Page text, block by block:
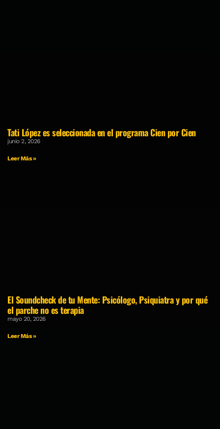
Tati López es seleccionada en el programa Cien por Cien
junio 2, 2026
Leer Más »
El Soundcheck de tu Mente: Psicólogo, Psiquiatra y por qué
el parche no es terapia
mayo 20, 2026
Leer Más »